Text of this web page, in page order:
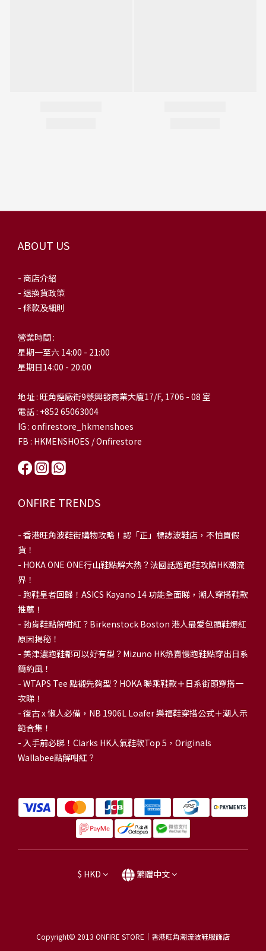
ABOUT US
- 商店介紹
- 退換貨政策
- 條款及細則
營業時間 :
星期一至六 14:00 - 21:00
星期日14:00 - 20:00
地址 : 旺角煙廠街9號興發商業大廈17/F, 1706 - 08 室
電話 : +852 65063004
IG : onfirestore_hkmenshoes
FB : HKMENSHOES / Onfirestore
ONFIRE TRENDS
- 香港旺角波鞋街購物攻略！認「正」標誌波鞋店，不怕買假
貨！
- HOKA ONE ONE行山鞋點解大熱？法國話題跑鞋攻陷HK潮流
界！
- 跑鞋皇者回歸！ASICS Kayano 14 功能全面睇，潮人穿搭鞋款
推薦！
- 勃肯鞋點解咁紅？Birkenstock Boston 港人最愛包頭鞋爆紅
原因揭秘！
- 美津濃跑鞋都可以好有型？Mizuno HK熱賣慢跑鞋點穿出日系
簡約風！
- WTAPS Tee 點襯先夠型？HOKA 聯乘鞋款＋日系街頭穿搭一
次睇！
- 復古 x 懶人必備，NB 1906L Loafer 樂福鞋穿搭公式＋潮人示
範合集！
- 入手前必睇！Clarks HK人氣鞋款Top 5，Originals
Wallabee點解咁紅？
$ HKD 繁體中文
Copyright© 2013 ONFIRE STORE｜香港旺角潮流波鞋服飾店